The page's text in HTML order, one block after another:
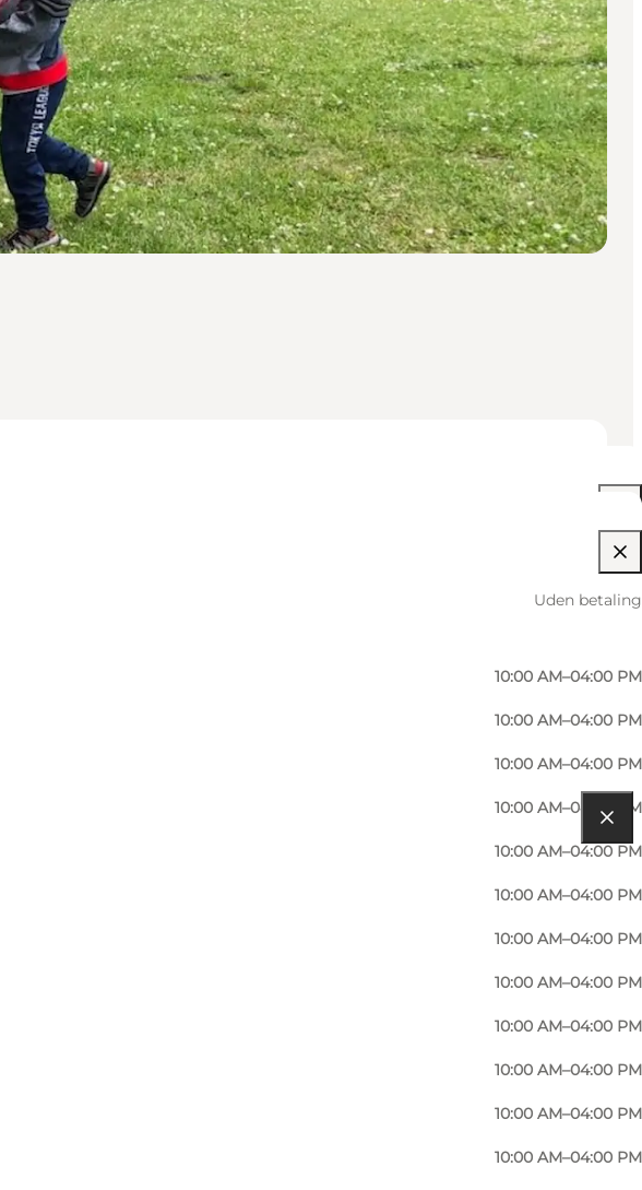
10:00 AM–04:00 PM
10:00 AM–04:00 PM
10:00 AM–04:00 PM
10:00 AM–04:00 PM
10:00 AM–04:00 PM
10:00 AM–04:00 PM
10:00 AM–04:00 PM
10:00 AM–04:00 PM
10:00 AM–04:00 PM
10:00 AM–04:00 PM
10:00 AM–04:00 PM
10:00 AM–04:00 PM
10:00 AM–04:00 PM
Uden betaling